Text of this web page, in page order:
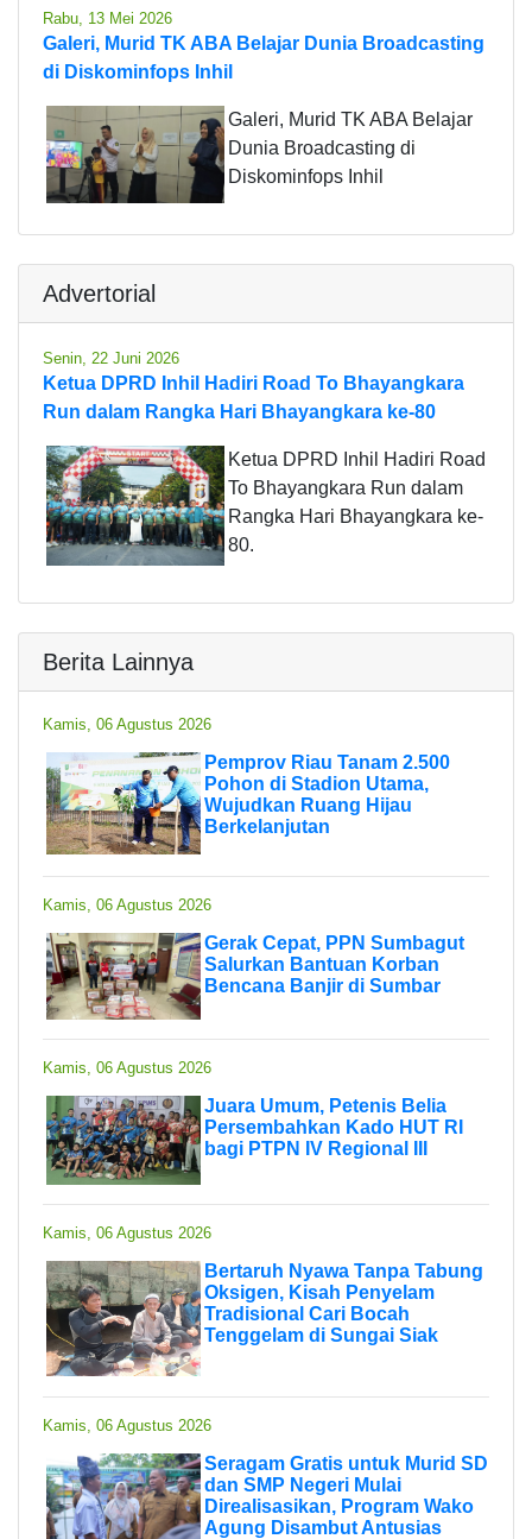
Rabu, 13 Mei 2026
Galeri, Murid TK ABA Belajar Dunia Broadcasting
di Diskominfops Inhil
Galeri, Murid TK ABA Belajar
Dunia Broadcasting di
Diskominfops Inhil
Advertorial
Senin, 22 Juni 2026
Ketua DPRD Inhil Hadiri Road To Bhayangkara
Run dalam Rangka Hari Bhayangkara ke-80
Ketua DPRD Inhil Hadiri Road
To Bhayangkara Run dalam
Rangka Hari Bhayangkara ke-
80.
Berita Lainnya
Kamis, 06 Agustus 2026
Pemprov Riau Tanam 2.500
Pohon di Stadion Utama,
Wujudkan Ruang Hijau
Berkelanjutan
Kamis, 06 Agustus 2026
Gerak Cepat, PPN Sumbagut
Salurkan Bantuan Korban
Bencana Banjir di Sumbar
Kamis, 06 Agustus 2026
Juara Umum, Petenis Belia
Persembahkan Kado HUT RI
bagi PTPN IV Regional III
Kamis, 06 Agustus 2026
Bertaruh Nyawa Tanpa Tabung
Oksigen, Kisah Penyelam
Tradisional Cari Bocah
Tenggelam di Sungai Siak
Kamis, 06 Agustus 2026
Seragam Gratis untuk Murid SD
dan SMP Negeri Mulai
Direalisasikan, Program Wako
Agung Disambut Antusias